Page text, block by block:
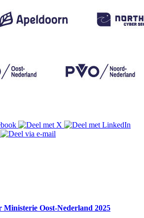
Ministerie Oost-Nederland 2025